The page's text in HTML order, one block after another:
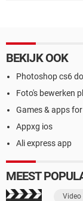
BEKIJK OOK
Photoshop cs6
Foto's bewerken
Games & apps
Appxg ios
Ali express app
MEEST
Video